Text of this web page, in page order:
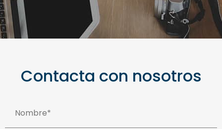
Contacta con nosotros